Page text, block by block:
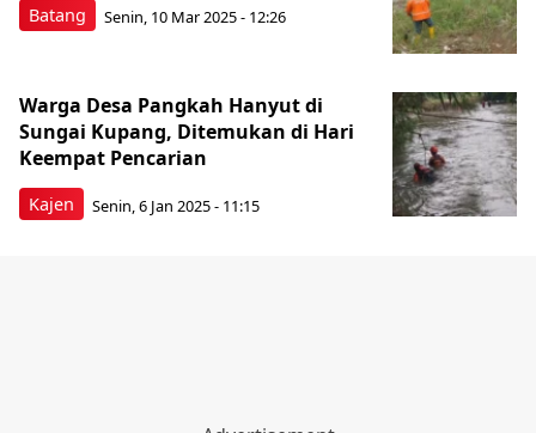
Batang Senin, 10 Mar 2025 - 12:26
Kajen
Warga Desa Pangkah Hanyut di
Sungai Kupang, Ditemukan di Hari
Keempat Pencarian
Senin, 6 Jan 2025 - 11:15